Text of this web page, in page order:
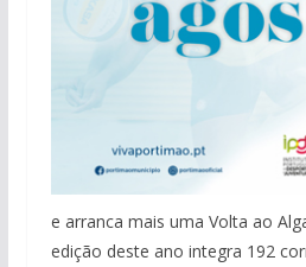
e arranca mais uma Volta ao
edição deste ano integra 192